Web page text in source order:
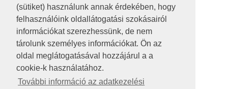
(sütiket) használunk annak érdekében, hogy
felhasználóink oldallátogatási szokásairól
információkat szerezhessünk, de nem
tárolunk személyes információkat. Ön az
oldal meglátogatásával hozzájárul a a
cookie-k használatához.
További információ az adatkezelési
A HONLAP 2017.03.31-I ÁLLAPOTA
JOGI NYILATKOZAT
IMPRESSZUM